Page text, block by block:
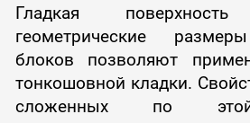
Гладкая
геометрические
блоков позволяют
тонкошовной кладки.
сложенных по этой